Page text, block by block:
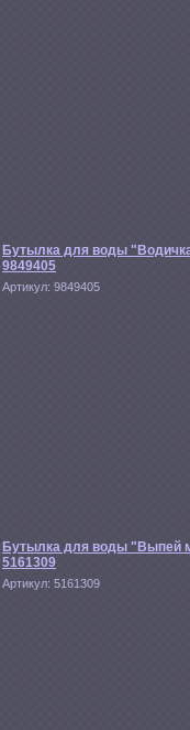
Бутылка для воды
9849405
Артикул: 9849405
Бутылка для воды "Выпей
5161309
Артикул: 5161309